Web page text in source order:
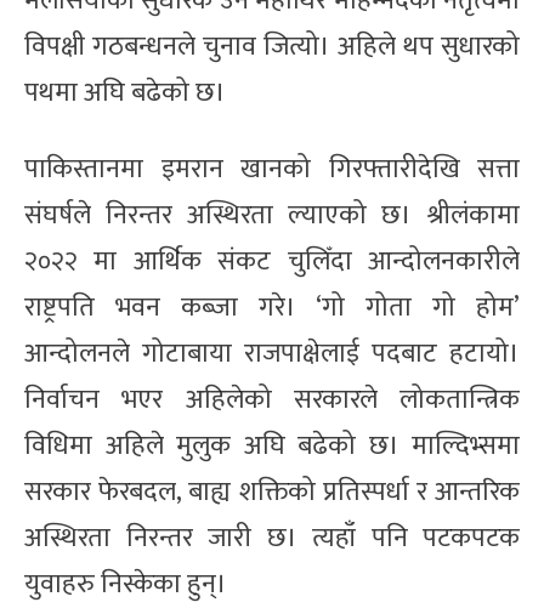
विपक्षी गठबन्धनले चुनाव जित्यो। अहिले थप सुधारको
पथमा अघि बढेको छ।
पाकिस्तानमा इमरान खानको गिरफ्तारीदेखि सत्ता
संघर्षले निरन्तर अस्थिरता ल्याएको छ। श्रीलंकामा
२०२२ मा आर्थिक संकट चुलिँदा आन्दोलनकारीले
राष्ट्रपति भवन कब्जा गरे। ‘गो गोता गो होम’
आन्दोलनले गोटाबाया राजपाक्षेलाई पदबाट हटायो।
निर्वाचन भएर अहिलेको सरकारले लोकतान्त्रिक
विधिमा अहिले मुलुक अघि बढेको छ। माल्दिभ्समा
सरकार फेरबदल, बाह्य शक्तिको प्रतिस्पर्धा र आन्तरिक
अस्थिरता निरन्तर जारी छ। त्यहाँ पनि पटकपटक
युवाहरु निस्केका हुन्।